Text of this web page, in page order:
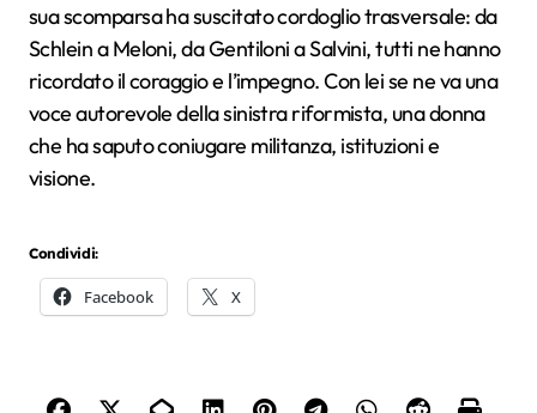
sua scomparsa ha suscitato cordoglio trasversale: da
Schlein a Meloni, da Gentiloni a Salvini, tutti ne hanno
ricordato il coraggio e l’impegno. Con lei se ne va una
voce autorevole della sinistra riformista, una donna
che ha saputo coniugare militanza, istituzioni e
visione.
Condividi:
Facebook X